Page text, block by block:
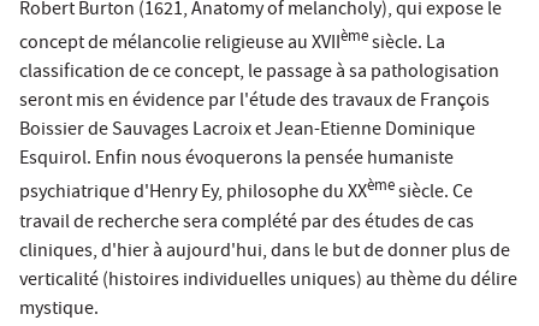
Robert Burton (1621, Anatomy of melancholy), qui expose le
concept de mélancolie religieuse au XVIIèmesiècle. La
classification de ce concept, le passage à sa pathologisation
seront mis en évidence par l'étude des travaux de François
Boissier de Sauvages Lacroix et Jean-Etienne Dominique
Esquirol. Enfin nous évoquerons la pensée humaniste
psychiatrique d'Henry Ey, philosophe du XXèmesiècle. Ce
travail de recherche sera complété par des études de cas
cliniques, d'hier à aujourd'hui, dans le but de donner plus de
verticalité (histoires individuelles uniques) au thème du délire
mystique.